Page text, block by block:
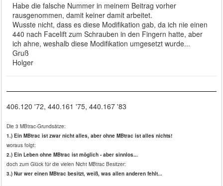
Habe die falsche Nummer in meinem Beitrag vorher
rausgenommen, damit keiner damit arbeitet.
Wusste nicht, dass es diese Modifikation gab, da ich nie einen
440 nach Facelift zum Schrauben in den Fingern hatte, aber
ich ahne, weshalb diese Modifikation umgesetzt wurde...
Gruß
Holger
406.120 '72, 440.161 '75, 440.167 '83
Die 3 MBtrac-Grundsätze:
1.) Ein MBtrac ist zwar nicht alles, aber ohne MBtrac ist alles nichts!
woraus folgt:
2.) Ein Leben ohne MBtrac ist möglich - aber sinnlos...
doch zum Glück für die vielen Nicht MBtrac Besitzer:
3.) Nur wer einen MBtrac besitzt, weiß, was allen anderen fehlt...